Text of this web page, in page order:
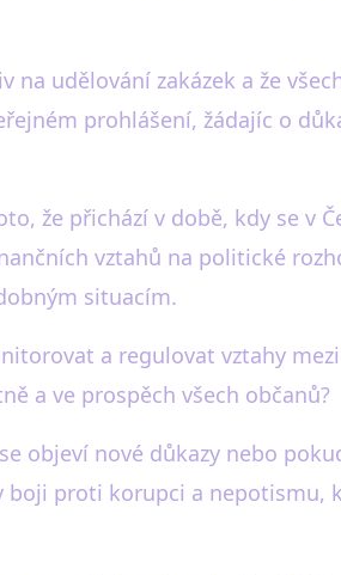
udělování zakázek a že
prohlášení, žádajíc o
že přichází v době, kdy se v
vztahů na politické
situacím.
a regulovat vztahy
a ve prospěch všech občanů?
objeví nové důkazy nebo
proti korupci a nepotismu,